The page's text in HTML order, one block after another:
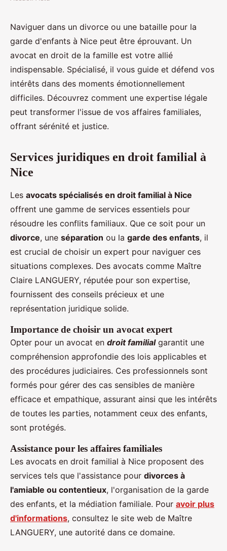
Avocat en droit de la famille à
nice : une expertise pour
divorces et garde d'enfants
Ethan•20 juillet 2024•3 min de lecture
Naviguer dans un divorce ou une bataille pour la
garde d'enfants à Nice peut être éprouvant. Un
avocat en droit de la famille est votre allié
indispensable. Spécialisé, il vous guide et défend vos
intérêts dans des moments émotionnellement
difficiles. Découvrez comment une expertise légale
peut transformer l'issue de vos affaires familiales,
offrant sérénité et justice.
Services juridiques en droit familial à
Nice
Les avocats spécialisés en droit familial à Nice
offrent une gamme de services essentiels pour
résoudre les conflits familiaux. Que ce soit pour un
divorce, une séparation ou la garde des enfants, il
est crucial de choisir un expert pour naviguer ces
situations complexes. Des avocats comme Maître
Claire LANGUERY, réputée pour son expertise,
fournissent des conseils précieux et une
représentation juridique solide.
Importance de choisir un avocat expert
Opter pour un avocat en droit familialgarantit une
compréhension approfondie des lois applicables et
des procédures judiciaires. Ces professionnels sont
formés pour gérer des cas sensibles de manière
efficace et empathique, assurant ainsi que les intérêts
de toutes les parties, notamment ceux des enfants,
sont protégés.
Assistance pour les affaires familiales
Les avocats en droit familial à Nice proposent des
services tels que l'assistance pour divorces à
l'amiable ou contentieux, l'organisation de la garde
des enfants, et la médiation familiale. Pour avoir plus
d'informations, consultez le site web de Maître
LANGUERY, une autorité dans ce domaine.